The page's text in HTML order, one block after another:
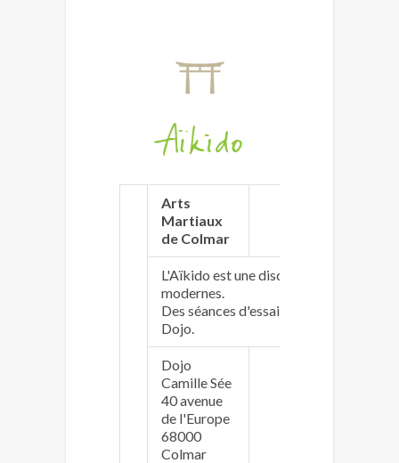
Aïkido
Arts
Martiaux
de Colmar
L'Aïkido est une discipline
modernes.
Des séances d'essai gratuites vous
Dojo.
Dojo
Camille Sée
40 avenue
de l'Europe
68000
Colmar